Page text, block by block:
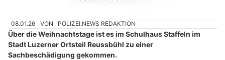
08.01.26 VON POLIZEI.NEWS REDAKTION
Über die Weihnachtstage ist es im Schulhaus Staffeln im
Stadt Luzerner Ortsteil Reussbühl zu einer
Sachbeschädigung gekommen.